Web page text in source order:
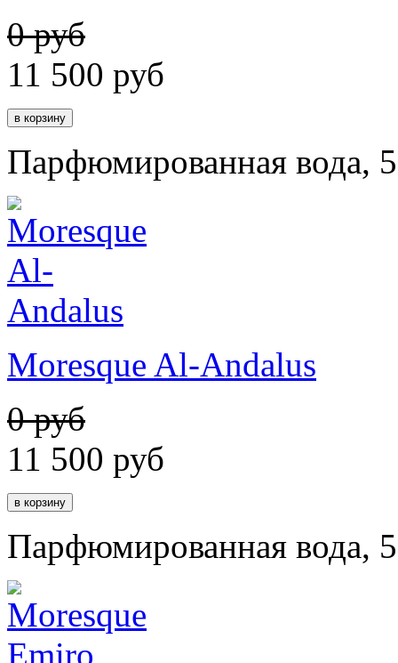
0 руб
11 500 руб
Парфюмированная вода,
Moresque Al-Andalus
0 руб
11 500 руб
Парфюмированная вода,